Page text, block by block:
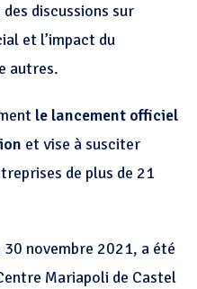
discussions sur
et l’impact du
autres.
le lancement officiel
et vise à susciter
de plus de 21
30 novembre 2021, a été
Mariapoli de Castel